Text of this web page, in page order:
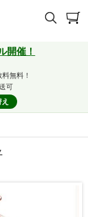
開催！
無料！
可